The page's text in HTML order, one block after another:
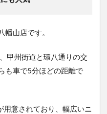
山店です。
甲州街道と環八通りの交
も車で5分ほどの距離で
用意されており、幅広いニ